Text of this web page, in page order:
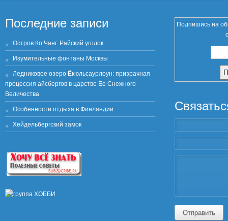
Последние записи
Остров Ко Чанг. Райский уголок
Изумительные фонтаны Москвы
Ледниковое озеро Ёкюльсаурлоун: призрачная
процессия айсбергов в царстве Ее Снежного
Величества
Особенности отдыха в Финляндии
Хейдельбергский замок
Подпишись на
Отправить